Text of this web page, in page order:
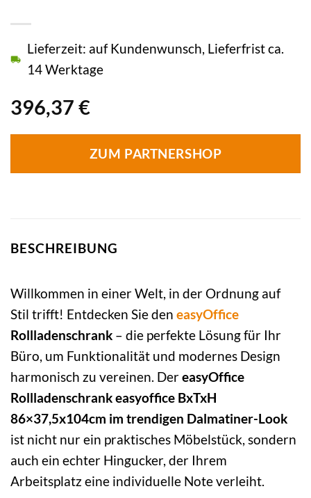
396,37 €
Lieferzeit: auf Kundenwunsch, Lieferfrist ca.
14 Werktage
ZUM PARTNERSHOP
BESCHREIBUNG
Willkommen in einer Welt, in der Ordnung auf
Stil trifft! Entdecken Sie den easyOffice
Rollladenschrank – die perfekte Lösung für Ihr
Büro, um Funktionalität und modernes Design
harmonisch zu vereinen. DereasyOffice
Rollladenschrank easyoffice BxTxH
86×37,5x104cm im trendigen Dalmatiner-Look
ist nicht nur ein praktisches Möbelstück, sondern
auch ein echter Hingucker, der Ihrem
Arbeitsplatz eine individuelle Note verleiht.